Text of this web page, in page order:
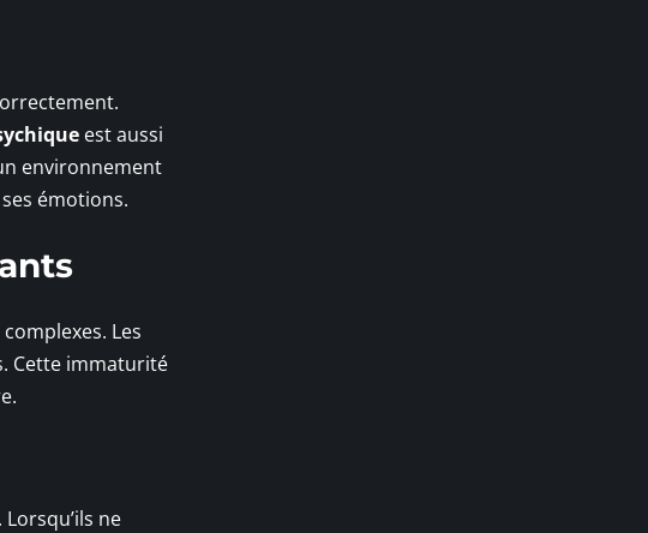
est aussi
environnement
émotions.
Les
Cette immaturité
ne